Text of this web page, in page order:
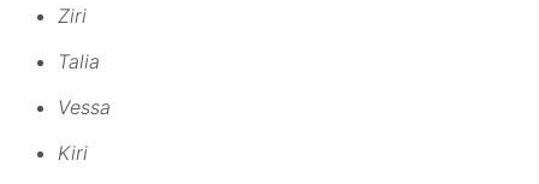
Ziri
Talia
Vessa
Kiri